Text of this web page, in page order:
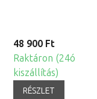
48 900 Ft
Raktáron (24ó
kiszállítás)
RÉSZLET